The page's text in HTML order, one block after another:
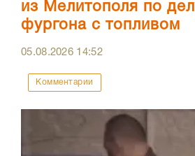
из Мелитополя по
фургона с топливом
05.08.2026 14:52
Комментарии